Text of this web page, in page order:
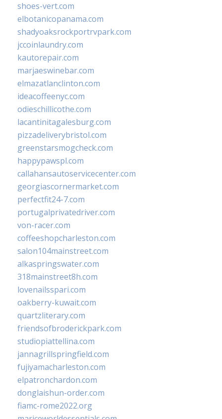
shoes-vert.com
elbotanicopanama.com
shadyoaksrockportrvpark.com
jccoinlaundry.com
kautorepair.com
marjaeswinebar.com
elmazatlanclinton.com
ideacoffeenyc.com
odieschillicothe.com
lacantinitagalesburg.com
pizzadeliverybristol.com
greenstarsmogcheck.com
happypawspl.com
callahansautoservicecenter.com
georgiascornermarket.com
perfectfit24-7.com
portugalprivatedriver.com
von-racer.com
coffeeshopcharleston.com
salon104mainstreet.com
alkaspringswater.com
318mainstreet8h.com
lovenailsspari.com
oakberry-kuwait.com
quartzliterary.com
friendsofbroderickpark.com
studiopiattellina.com
jannagrillspringfield.com
fujiyamacharleston.com
elpatronchardon.com
donglaishun-order.com
fiamc-rome2022.org